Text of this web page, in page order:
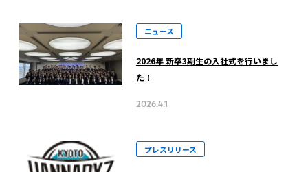
ニュース
2026年 新卒3期生の入社式を行いまし
た！
2026.4.1
プレスリリース